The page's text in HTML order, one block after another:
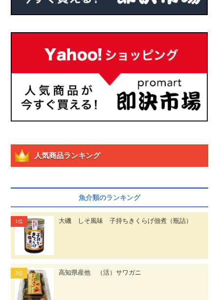
人気商品ランキング
魚介類のランキング
大磯 しそ風味 子持ちきくらげ佃煮（瓶詰）
高知県産他 （活）サワガニ